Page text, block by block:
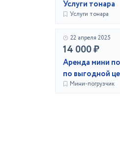
Услуги тонара
Услуги тонара
22 апреля 2025
14 000 ₽
Аренда мини
по выгодной
Мини-погрузчик